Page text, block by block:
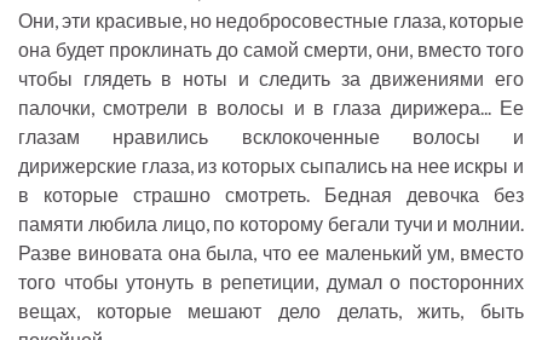
Они, эти красивые, но недобросовестные глаза, которые
она будет проклинать до самой смерти, они, вместо того
чтобы глядеть в ноты и следить за движениями его
палочки, смотрели в волосы и в глаза дирижера... Ее
глазам нравились всклокоченные волосы и
дирижерские глаза, из которых сыпались на нее искры и
в которые страшно смотреть. Бедная девочка без
памяти любила лицо, по которому бегали тучи и молнии.
Разве виновата она была, что ее маленький ум, вместо
того чтобы утонуть в репетиции, думал о посторонних
вещах, которые мешают дело делать, жить, быть